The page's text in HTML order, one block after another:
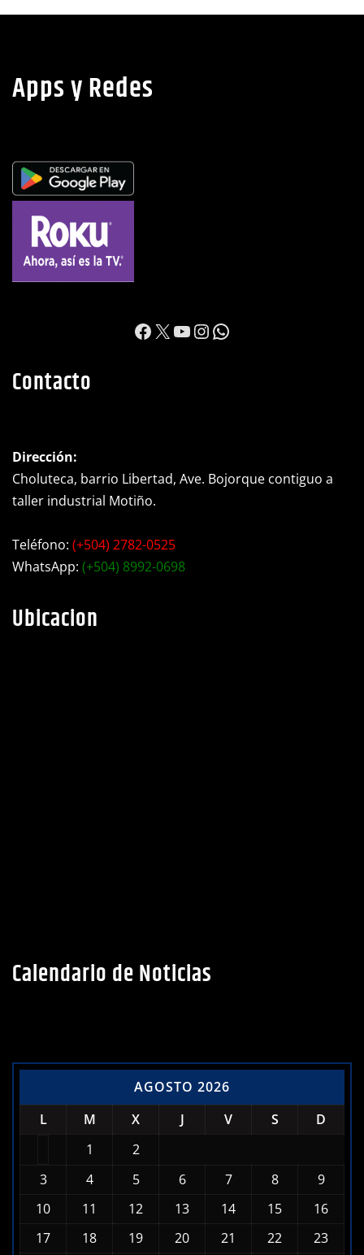
Apps y Redes
https://
X YouTube
Instagram
WhatsApp
Contacto
Dirección:
Choluteca, barrio Libertad, Ave. Bojorque contiguo a
taller industrial Motiño.
Teléfono: (+504) 2782-0525
WhatsApp: (+504) 8992-0698
Ubicacion
Calendario de Noticias
AGOSTO 2026
L
M X J V S
D
1
2
3
4 5 6 7 8
9
10
11 12 13 14 15
16
17
18 19 20 21 22
23